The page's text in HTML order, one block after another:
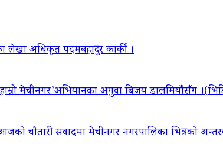
लेखा अधिकृत पदमबहादुर कार्की ।
मेचीनगर’अभियानका अगुवा बिजय डालमियाँसँग
चौतारी संवादमा मेचीनगर नगरपालिका भित्रको